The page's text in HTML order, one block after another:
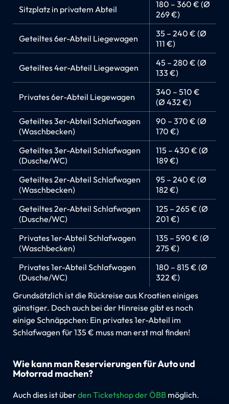
Sitzplatz in privatem Abteil
180 – 360 € (Ø
269 €)
Geteiltes 6er-Abteil Liegewagen
35 – 240 € (Ø
111 €)
Geteiltes 4er-Abteil Liegewagen
45 – 280 € (Ø
133 €)
Privates 6er-Abteil Liegewagen
340 – 510 €
(Ø 432 €)
Geteiltes 3er-Abteil Schlafwagen
(Waschbecken)
90 – 370 € (Ø
170 €)
Geteiltes 3er-Abteil Schlafwagen
(Dusche/WC)
115 – 430 € (Ø
189 €)
Geteiltes 2er-Abteil Schlafwagen
(Waschbecken)
95 – 240 € (Ø
182 €)
Geteiltes 2er-Abteil Schlafwagen
(Dusche/WC)
125 – 265 € (Ø
201 €)
Privates 1er-Abteil Schlafwagen
(Waschbecken)
135 – 590 € (Ø
275 €)
Privates 1er-Abteil Schlafwagen
(Dusche/WC)
180 – 815 € (Ø
322 €)
Grundsätzlich ist die Rückreise aus Kroatien einiges
günstiger. Doch auch bei der Hinreise gibt es noch
einige Schnäppchen: Ein privates 1er-Abteil im
Schlafwagen für 135 € muss man erst mal finden!
Wie kann man Reservierungen für Auto und
Motorrad machen?
Auch dies ist überden Ticketshop der ÖBB möglich.